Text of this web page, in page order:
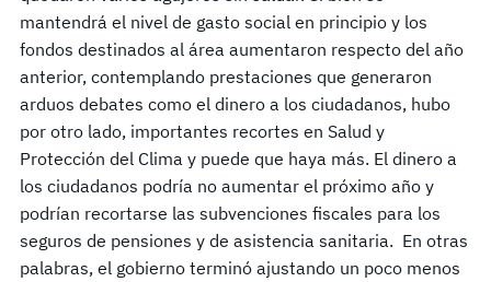
mantendrá el nivel de gasto social en principio y los
fondos destinados al área aumentaron respecto del año
anterior, contemplando prestaciones que generaron
arduos debates como el dinero a los ciudadanos, hubo
por otro lado, importantes recortes en Salud y
Protección del Clima y puede que haya más. El dinero a
los ciudadanos podría no aumentar el próximo año y
podrían recortarse las subvenciones fiscales para los
seguros de pensiones y de asistencia sanitaria. En otras
palabras, el gobierno terminó ajustando un poco menos